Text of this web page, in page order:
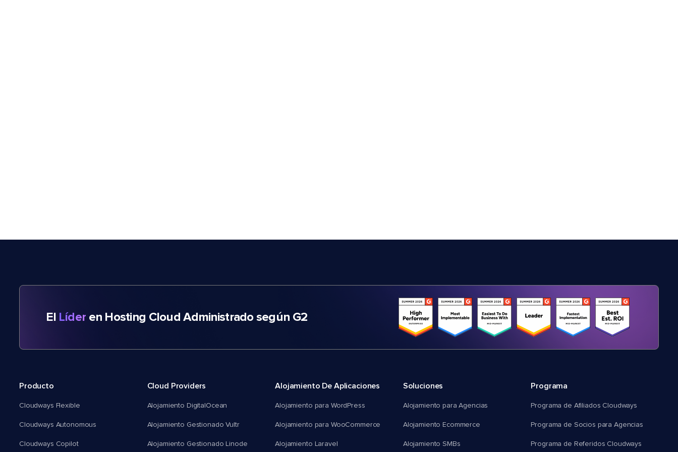
El Líder en Hosting Cloud Administrado según G2
Producto
Cloudways Flexible
Cloudways Autonomous
Cloudways Copilot
Cloud Providers
Alojamiento DigitalOcean
Alojamiento Gestionado Vultr
Alojamiento Gestionado Linode
Alojamiento De Aplicaciones
Alojamiento para WordPress
Alojamiento para WooCommerce
Alojamiento Laravel
Soluciones
Alojamiento para Agencias
Alojamiento Ecommerce
Alojamiento SMBs
Programa
Programa de Afiliados Cloudways
Programa de Socios para Agencias
Programa de Referidos Cloudways